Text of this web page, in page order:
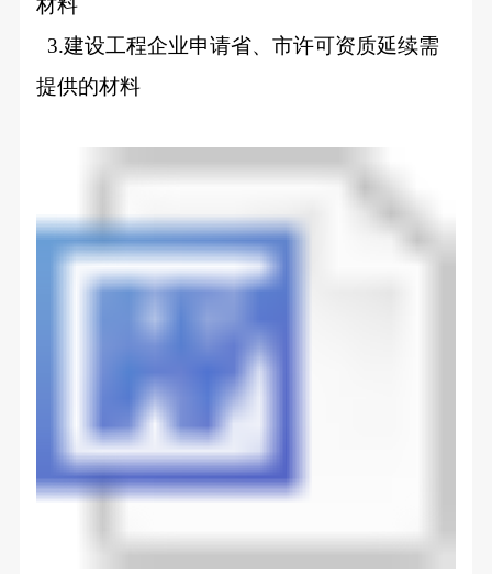
材料
3.建设工程企业申请省、市许可资质延续需
提供的材料